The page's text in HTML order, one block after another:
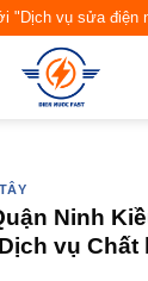
"Dịch vụ sửa điện
Ninh
vụ